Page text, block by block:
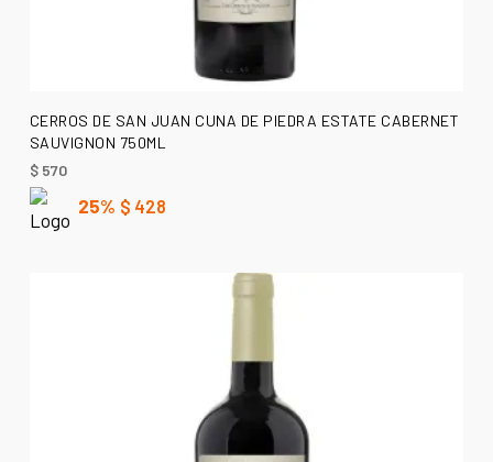
AÑADIR AL CARRITO
CERROS DE SAN JUAN CUNA DE PIEDRA ESTATE CABERNET
SAUVIGNON 750ML
$570
25% $ 428